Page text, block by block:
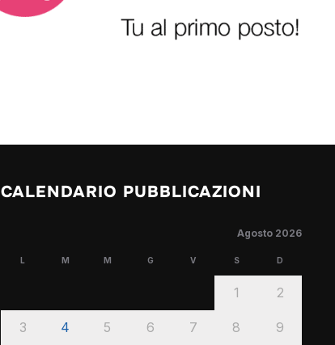
CALENDARIO PUBBLICAZIONI
Agosto 2026
L M M G V S D
1 2
3 4 5 6 7 8 9